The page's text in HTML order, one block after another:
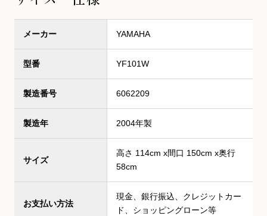
メーカー YAMAHA
型番 YF101W
製造番号 6062209
製造年 2004年製
サイズ
高さ 114cm x間口 150cm x奥行
58cm
お支払い方法
現金、銀行振込、クレジットカー
ド、ショッピングローン等